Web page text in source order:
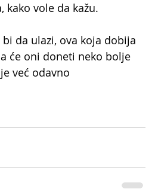
kako vole da kažu.
da ulazi, ova koja dobija
će oni doneti neko bolje
već odavno